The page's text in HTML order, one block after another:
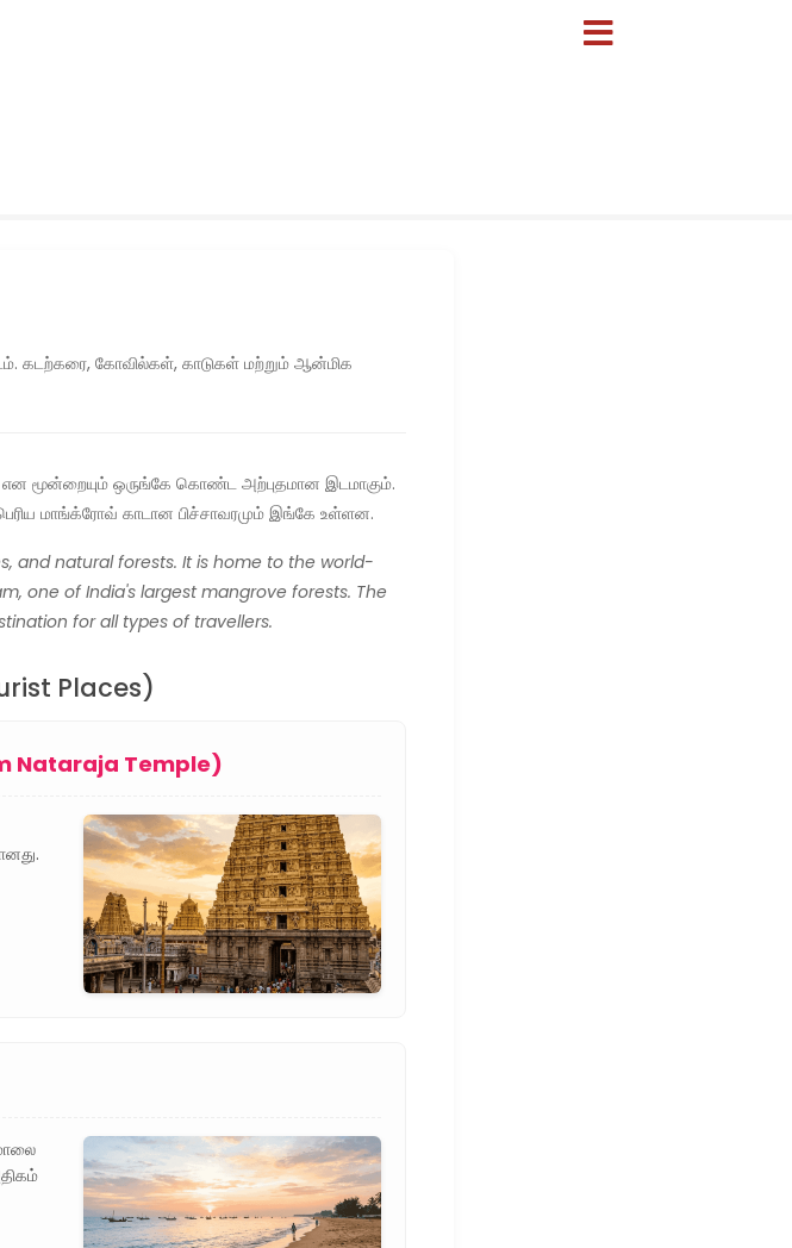
கடற்கரை, கோவில்கள், காடுகள் மற்றும் ஆன்மிக
மூன்றையும் ஒருங்கே கொண்ட அற்புதமான இடமாகும்.
மாங்க்ரோவ் காடான பிச்சாவரமும் இங்கே உள்ளன.
and natural forests. It is home to the world-
one of India's largest mangrove forests. The
for all types of travellers.
Places)
Nataraja Temple)